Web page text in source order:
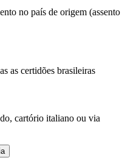
no país de origem (assento
as certidões brasileiras
cartório italiano ou via